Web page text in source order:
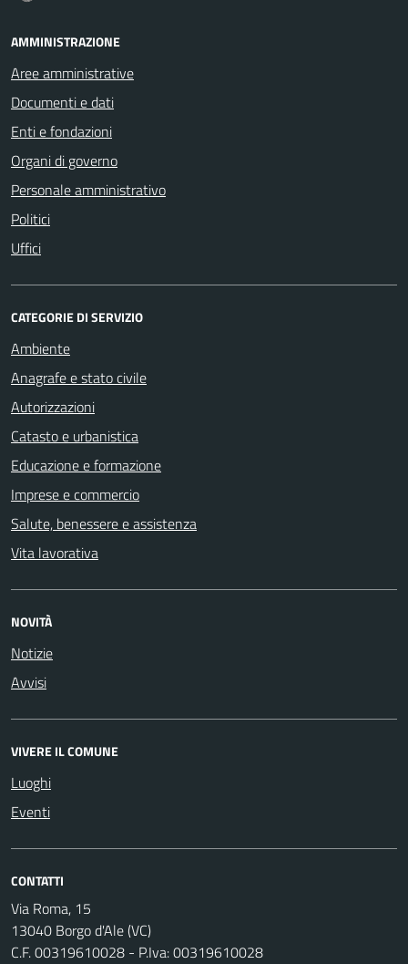
AMMINISTRAZIONE
Aree amministrative
Documenti e dati
Enti e fondazioni
Organi di governo
Personale amministrativo
Politici
Uffici
CATEGORIE DI SERVIZIO
Ambiente
Anagrafe e stato civile
Autorizzazioni
Catasto e urbanistica
Educazione e formazione
Imprese e commercio
Salute, benessere e assistenza
Vita lavorativa
NOVITÀ
Notizie
Avvisi
VIVERE IL COMUNE
Luoghi
Eventi
CONTATTI
Via Roma, 15
13040 Borgo d'Ale (VC)
C.F. 00319610028 - P.Iva: 00319610028